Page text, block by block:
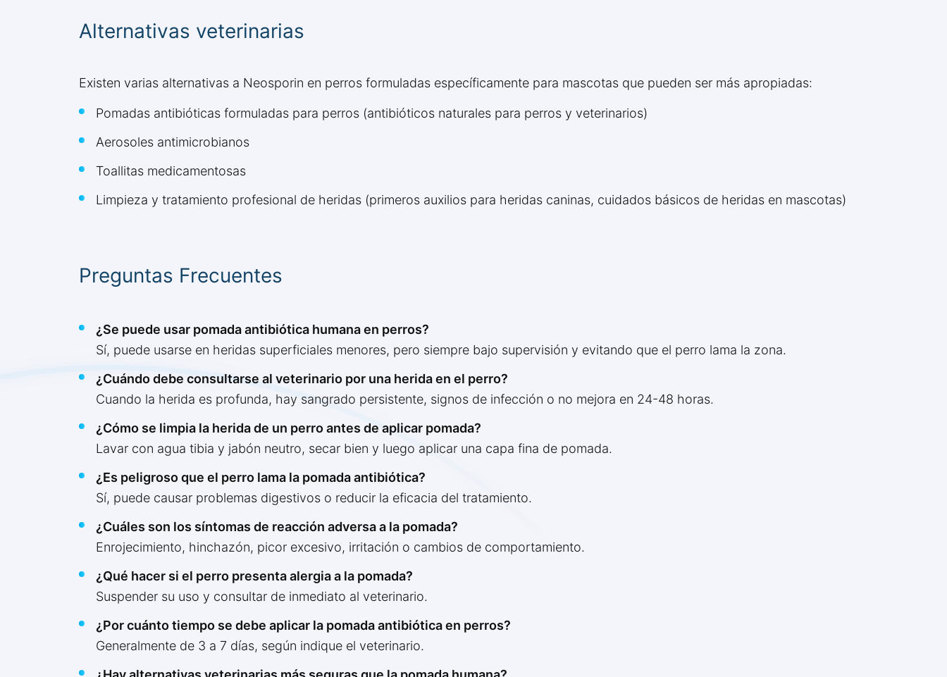
Alternativas veterinarias
Existen varias alternativas a Neosporin en perros formuladas específicamente para mascotas que pueden ser más apropiadas:
Pomadas antibióticas formuladas para perros (antibióticos naturales para perros y veterinarios)
Aerosoles antimicrobianos
Toallitas medicamentosas
Limpieza y tratamiento profesional de heridas (primeros auxilios para heridas caninas, cuidados básicos de heridas en mascotas)
Preguntas Frecuentes
¿Se puede usar pomada antibiótica humana en perros?
Sí, puede usarse en heridas superficiales menores, pero siempre bajo supervisión y evitando que el perro lama la zona.
¿Cuándo debe consultarse al veterinario por una herida en el perro?
Cuando la herida es profunda, hay sangrado persistente, signos de infección o no mejora en 24-48 horas.
¿Cómo se limpia la herida de un perro antes de aplicar pomada?
Lavar con agua tibia y jabón neutro, secar bien y luego aplicar una capa fina de pomada.
¿Es peligroso que el perro lama la pomada antibiótica?
Sí, puede causar problemas digestivos o reducir la eficacia del tratamiento.
¿Cuáles son los síntomas de reacción adversa a la pomada?
Enrojecimiento, hinchazón, picor excesivo, irritación o cambios de comportamiento.
¿Qué hacer si el perro presenta alergia a la pomada?
Suspender su uso y consultar de inmediato al veterinario.
¿Por cuánto tiempo se debe aplicar la pomada antibiótica en perros?
Generalmente de 3 a 7 días, según indique el veterinario.